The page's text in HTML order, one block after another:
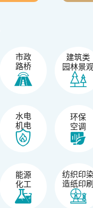
市政
路桥
建筑类
园林景
水电
机电
环保
空调
能源
化工
纺织印
造纸印刷